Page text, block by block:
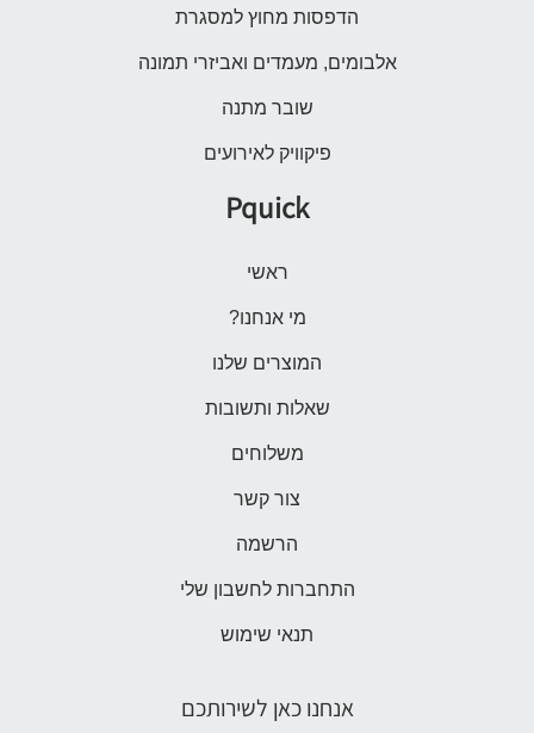
הדפסות מחוץ למסגרת
אלבומים, מעמדים ואביזרי תמונה
שובר מתנה
פיקוויק לאירועים
Pquick
ראשי
מי אנחנו?
המוצרים שלנו
שאלות ותשובות
משלוחים
צור קשר
הרשמה
התחברות לחשבון שלי
תנאי שימוש
אנחנו כאן לשירותכם